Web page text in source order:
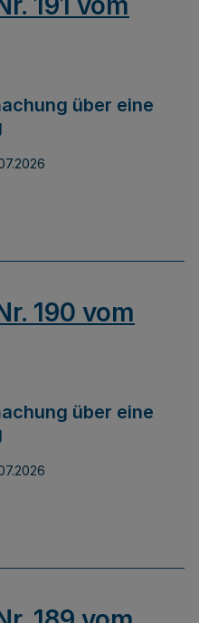
über eine
190 vom
über eine